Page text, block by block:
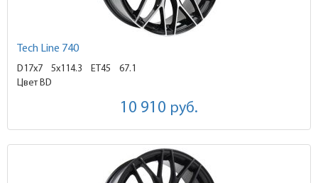
Tech Line 740
D17x7 5x114.3 ET45
67.1
Цвет BD
10 910 руб.